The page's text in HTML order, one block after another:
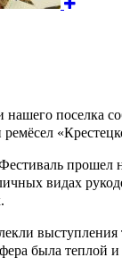
нашего поселка
ремёсел
прошел
видах
была теплой